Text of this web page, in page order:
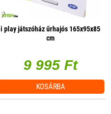
i play játszóház űrhajós 165x95x85
cm
9 995 Ft
KOSÁRBA